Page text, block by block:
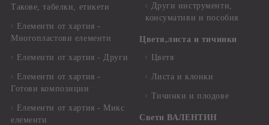
Такове, табелки, етикети
Елементи от хартия -
Многопластови елементи
Елементи от хартия - Други
Елементи от хартия -
Готови композиции
Елементи от хартия - Микс
елементи
Други инструменти,
консумативи и пособия
Цветя,листа и тичинки
Цветя
Листа и клонки
Тичинки и плодове
Свети ВАЛЕНТИН